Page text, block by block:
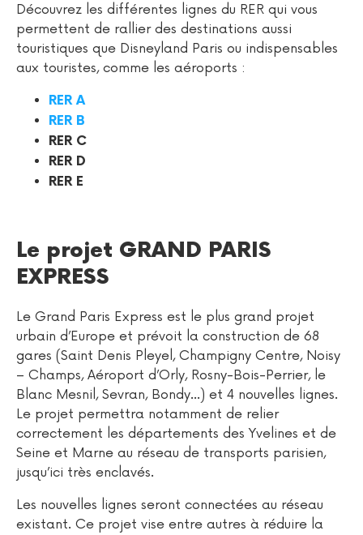
Découvrez les différentes lignes du RER qui vous
permettent de rallier des destinations aussi
touristiques que Disneyland Paris ou indispensables
aux touristes, comme les aéroports :
RER A
RER B
RER C
RER D
RER E
Le projet GRAND PARIS
EXPRESS
Le Grand Paris Express est le plus grand projet
urbain d’Europe et prévoit la construction de 68
gares (Saint Denis Pleyel, Champigny Centre, Noisy
– Champs, Aéroport d’Orly, Rosny-Bois-Perrier, le
Blanc Mesnil, Sevran, Bondy…) et 4 nouvelles lignes.
Le projet permettra notamment de relier
correctement les départements des Yvelines et de
Seine et Marne au réseau de transports parisien,
jusqu’ici très enclavés.
Les nouvelles lignes seront connectées au réseau
existant. Ce projet vise entre autres à réduire la